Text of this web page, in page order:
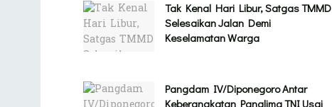
Tak Kenal Hari Libur, Satgas TMMD
Selesaikan Jalan Demi
Keselamatan Warga
Pangdam IV/Diponegoro Antar
Keberangkatan Panglima TNI Usai